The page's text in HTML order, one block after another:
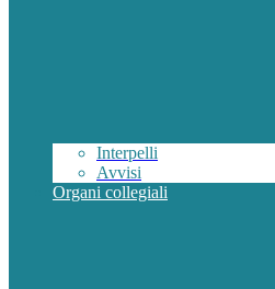
Interpelli
Avvisi
Organi collegiali